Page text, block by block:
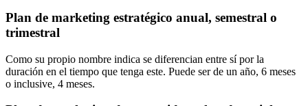
Plan de marketing estratégico anual, semestral o
trimestral
Como su propio nombre indica se diferencian entre sí por la
duración en el tiempo que tenga este. Puede ser de un año, 6 meses
o inclusive, 4 meses.